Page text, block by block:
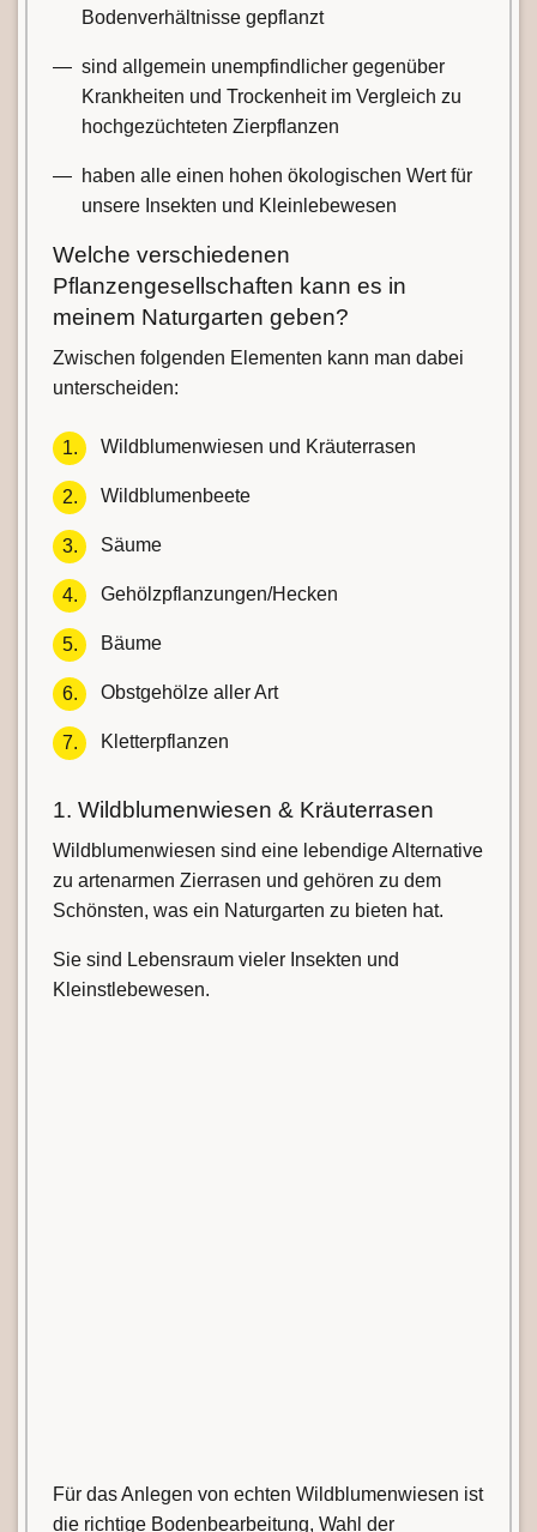
Bodenverhältnisse gepflanzt
sind allgemein unempfindlicher gegenüber
Krankheiten und Trockenheit im Vergleich zu
hochgezüchteten Zierpflanzen
haben alle einen hohen ökologischen Wert für
unsere Insekten und Kleinlebewesen
Welche verschiedenen
Pflanzengesellschaften kann es in
meinem Naturgarten geben?
Zwischen folgenden Elementen kann man dabei
unterscheiden:
Wildblumenwiesen und Kräuterrasen
Wildblumenbeete
Säume
Gehölzpflanzungen/Hecken
Bäume
Obstgehölze aller Art
Kletterpflanzen
1. Wildblumenwiesen & Kräuterrasen
Wildblumenwiesen sind eine lebendige Alternative
zu artenarmen Zierrasen und gehören zu dem
Schönsten, was ein Naturgarten zu bieten hat.
Sie sind Lebensraum vieler Insekten und
Kleinstlebewesen.
Für das Anlegen von echten Wildblumenwiesen ist
die richtige Bodenbearbeitung, Wahl der